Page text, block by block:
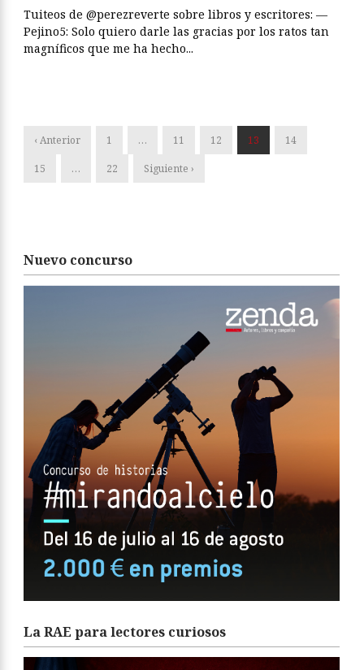
Tuiteos de @perezreverte sobre libros y escritores: —
Pejino5: Solo quiero darle las gracias por los ratos tan
magníficos que me ha hecho...
‹ Anterior 1 … 11 12 13 14
15 … 22 Siguiente ›
Nuevo concurso
La RAE para lectores curiosos